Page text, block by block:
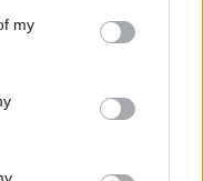
my
että